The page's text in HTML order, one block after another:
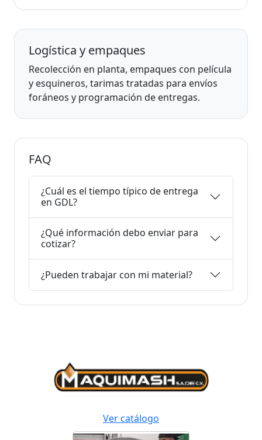
Logística y empaques
Recolección en planta, empaques con película
y esquineros, tarimas tratadas para envíos
foráneos y programación de entregas.
FAQ
¿Cuál es el tiempo típico de entrega
en GDL?
¿Qué información debo enviar para
cotizar?
¿Pueden trabajar con mi material?
Ver catálogo